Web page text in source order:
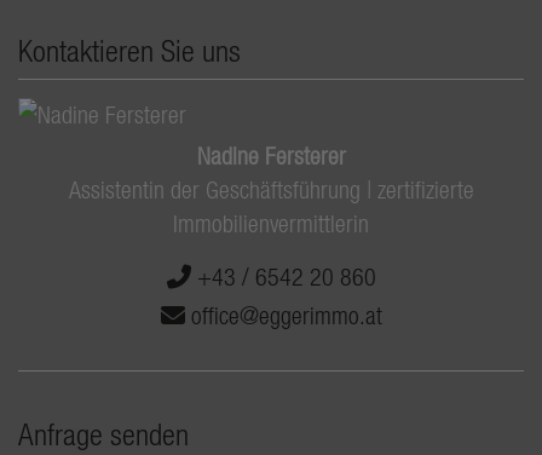
Kontaktieren Sie uns
Nadine Fersterer
Assistentin der Geschäftsführung | zertifizierte
Immobilienvermittlerin
+43 / 6542 20 860
office@eggerimmo.at
Anfrage senden